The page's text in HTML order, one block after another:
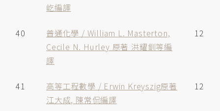
屹編譯
40
普通化學 / William L. Masterton,
Cecile N. Hurley 原著 洪耀釧等編
譯
12
41
高等工程數學 / Erwin Kreyszig原著
江大成, 陳常侃編譯
12